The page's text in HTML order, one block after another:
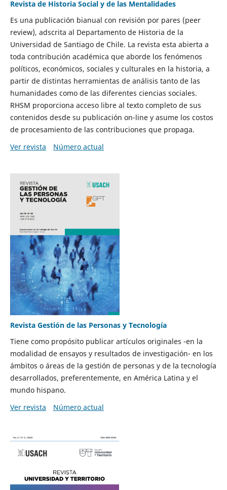
Revista de Historia Social y de las Mentalidades
Es una publicación bianual con revisión por pares (peer
review), adscrita al Departamento de Historia de la
Universidad de Santiago de Chile. La revista esta abierta a
toda contribución académica que aborde los fenómenos
políticos, económicos, sociales y culturales en la historia, a
partir de distintas herramientas de análisis tanto de las
humanidades como de las diferentes ciencias sociales.
RHSM proporciona acceso libre al texto completo de sus
contenidos desde su publicación on-line y asume los costos
de procesamiento de las contribuciones que propaga.
Ver revista
Número actual
Revista Gestión de las Personas y Tecnología
Tiene como propósito publicar artículos originales -en la
modalidad de ensayos y resultados de investigación- en los
ámbitos o áreas de la gestión de personas y de la tecnología
desarrollados, preferentemente, en América Latina y el
mundo hispano.
Ver revista
Número actual